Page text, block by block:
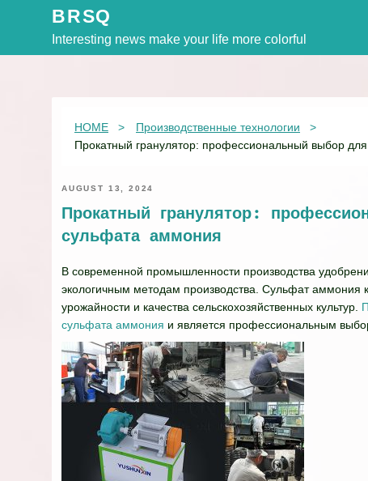
BRSQ
Interesting news make your life more colorful
HOME
Производственные технологии
Прокатный гранулятор: профессиональный выбор
AUGUST 13, 2024
Прокатный гранулятор:
сульфата аммония
В современной промышленности производства
экологичным методам производства. Сульфат аммония
урожайности и качества сельскохозяйственных культур.
сульфата аммония и является профессиональным